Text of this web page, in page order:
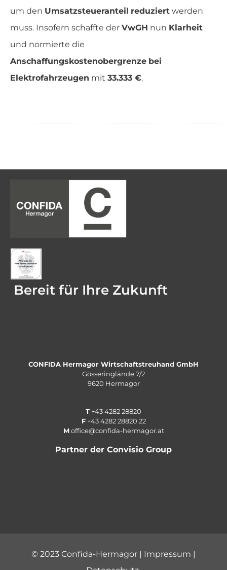
um den Umsatzsteueranteil reduziert werden
muss. Insofern schaffte der VwGH nun Klarheit
und normierte die
Anschaffungskostenobergrenze bei
Elektrofahrzeugen mit 33.333 €.
Bereit für Ihre Zukunft
CONFIDA Hermagor Wirtschaftstreuhand GmbH
Gösseringlände 7/2
9620 Hermagor
T +43 4282 28820
F+43 4282 28820 22
Moffice@confida-hermagor.at
Partner der Convisio Group
© 2023 Confida-Hermagor | Impressum |